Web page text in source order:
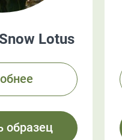
Lotus
образец